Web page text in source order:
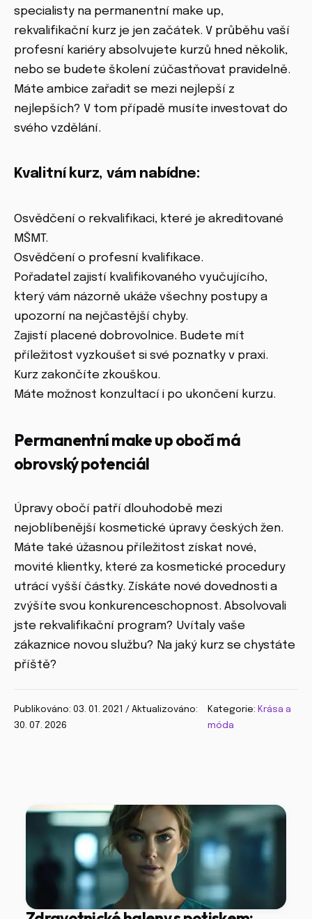
specialisty na permanentní make up,
rekvalifikační kurz je jen začátek. V průběhu vaší
profesní kariéry absolvujete kurzů hned několik,
nebo se budete školení zúčastňovat pravidelně.
Máte ambice zařadit se mezi nejlepší z
nejlepších? V tom případě musíte investovat do
svého vzdělání.
Kvalitní kurz, vám nabídne:
Osvědčení o rekvalifikaci, které je akreditované
MŠMT.
Osvědčení o profesní kvalifikace.
Pořadatel zajistí kvalifikovaného vyučujícího,
který vám názorně ukáže všechny postupy a
upozorní na nejčastější chyby.
Zajistí placené dobrovolnice. Budete mít
příležitost vyzkoušet si své poznatky v praxi.
Kurz zakončíte zkouškou.
Máte možnost konzultací i po ukončení kurzu.
Permanentní make up obočí má
obrovský potenciál
Úpravy obočí patří dlouhodobě mezi
nejoblíbenější kosmetické úpravy českých žen.
Máte také úžasnou příležitost získat nové,
movité klientky, které za kosmetické procedury
utrácí vyšší částky. Získáte nové dovednosti a
zvýšíte svou konkurenceschopnost. Absolvovali
jste rekvalifikační program? Uvítaly vaše
zákaznice novou službu? Na jaký kurz se chystáte
příště?
Publikováno: 03. 01. 2021 / Aktualizováno:
30. 07. 2026
Kategorie: Krása a
móda